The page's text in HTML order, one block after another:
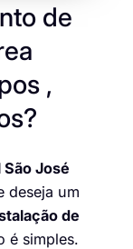
de
,
José
deseja um
de
é simples.